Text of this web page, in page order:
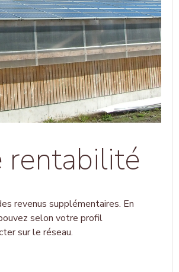
rentabilité
revenus supplémentaires. En
selon votre profil
sur le réseau.